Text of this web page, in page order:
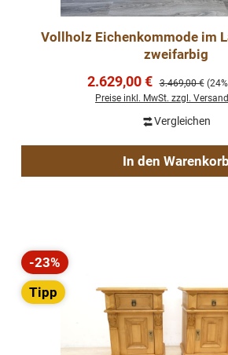
Vollholz Eichenkommode im
zweifarbig
Verkaufspreis:
2.629,00 € Regulärer Preis:
3.469,00 €
Preise inkl. MwSt. zzgl.
Vergleichen
In den Warenkorb
Rabatt
-23%
Tipp